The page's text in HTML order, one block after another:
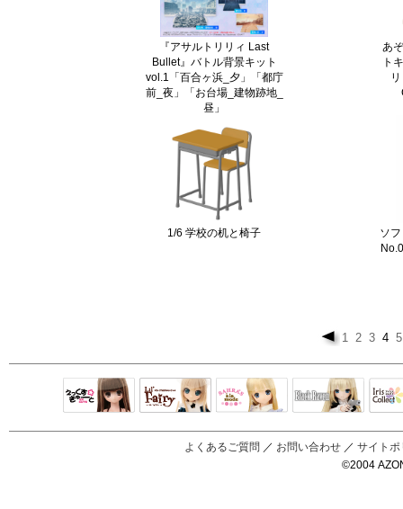
『アサルトリリィ Last
Bullet』バトル背景キット
vol.1「百合ヶ浜_夕」「都庁
前_夜」「お台場_建物跡地_
昼」
あ
ト
1/6 学校の机と椅子
ソ
1 2 3 4
よくあるご質問 ／ お問い合わせ ／ サイトポ
©2004